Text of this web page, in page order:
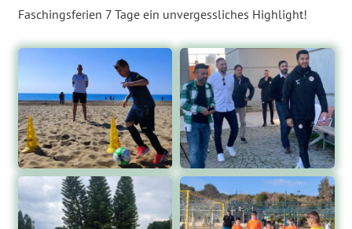
Faschingsferien 7 Tage ein unvergessliches Highlight!